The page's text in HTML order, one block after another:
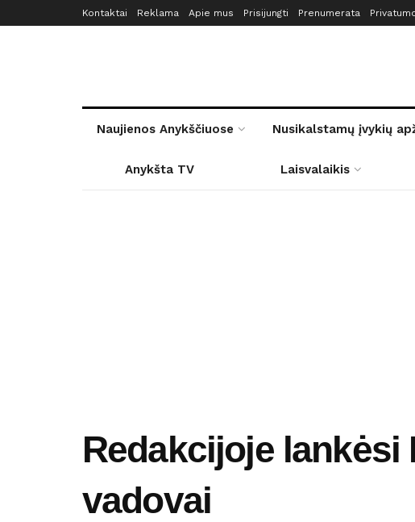
Kontaktai Reklama Apie mus Prisijungti Prenumerata
Naujienos Anykščiuose Nusikalstamų įvykių
Anykšta TV Laisvalaikis
Redakcijoje
vadovai